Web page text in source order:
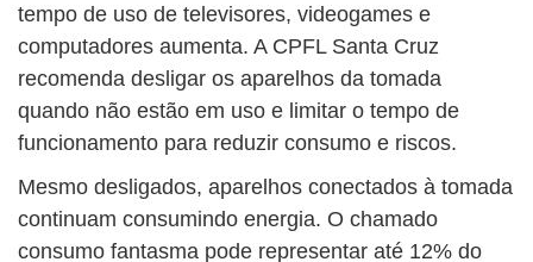
tempo de uso de televisores, videogames e
computadores aumenta. A CPFL Santa Cruz
recomenda desligar os aparelhos da tomada
quando não estão em uso e limitar o tempo de
funcionamento para reduzir consumo e riscos.
Mesmo desligados, aparelhos conectados à tomada
continuam consumindo energia. O chamado
consumo fantasma pode representar até 12% do